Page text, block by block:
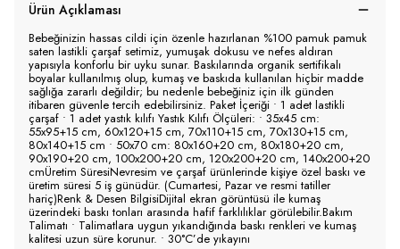
Ürün Açıklaması
Bebeğinizin hassas cildi için özenle hazırlanan %100 pamuk pamuk
saten lastikli çarşaf setimiz, yumuşak dokusu ve nefes aldıran
yapısıyla konforlu bir uyku sunar. Baskılarında organik sertifikalı
boyalar kullanılmış olup, kumaş ve baskıda kullanılan hiçbir madde
sağlığa zararlı değildir; bu nedenle bebeğiniz için ilk günden
itibaren güvenle tercih edebilirsiniz. Paket İçeriği • 1 adet lastikli
çarşaf • 1 adet yastık kılıfı Yastık Kılıfı Ölçüleri: • 35x45 cm:
55x95+15 cm, 60x120+15 cm, 70x110+15 cm, 70x130+15 cm,
80x140+15 cm • 50x70 cm: 80x160+20 cm, 80x180+20 cm,
90x190+20 cm, 100x200+20 cm, 120x200+20 cm, 140x200+20
cmÜretim SüresiNevresim ve çarşaf ürünlerinde kişiye özel baskı ve
üretim süresi 5 iş günüdür. (Cumartesi, Pazar ve resmi tatiller
hariç)Renk & Desen BilgisiDijital ekran görüntüsü ile kumaş
üzerindeki baskı tonları arasında hafif farklılıklar görülebilir.Bakım
Talimatı • Talimatlara uygun yıkandığında baskı renkleri ve kumaş
kalitesi uzun süre korunur. • 30°C’de yıkayını